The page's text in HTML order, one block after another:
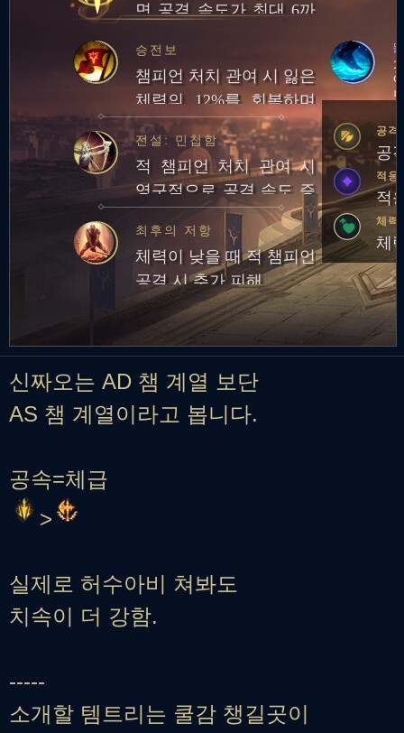
면 공격 속도가 최대 6까
본 공격을 하면 추가 적응
형 피해를 입힘
승전보
챔피언 처치 관여 시 잃은
체력의 12%를 회복하며
추가로 20골드 획득
전설: 민첩함
적 챔피언 처치 관여 시
영구적으로 공격 속도 증
최후의 저항
체력이 낮을 때 적 챔피언
공격 시 추가 피해
공격
공
적응
적
체력
체
신짜오는 AD 챔 계열 보단
AS 챔 계열이라고 봅니다.
공속=체급
>
실제로 허수아비 쳐봐도
치속이 더 강함.
-----
소개할 템트리는 쿨감 챙길곳이